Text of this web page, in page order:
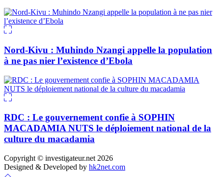
Nord-Kivu : Muhindo Nzangi appelle la population
à ne pas nier l’existence d’Ebola
RDC : Le gouvernement confie à SOPHIN
MACADAMIA NUTS le déploiement national de la
culture du macadamia
Copyright © investigateur.net 2026
Designed & Developed by hk2net.com